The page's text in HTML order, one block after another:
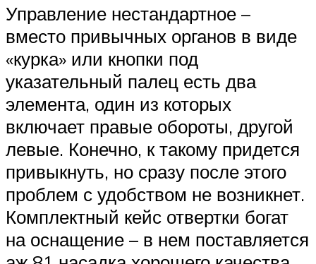
Управление нестандартное –
вместо привычных органов в виде
«курка» или кнопки под
указательный палец есть два
элемента, один из которых
включает правые обороты, другой
левые. Конечно, к такому придется
привыкнуть, но сразу после этого
проблем с удобством не возникнет.
Комплектный кейс отвертки богат
на оснащение – в нем поставляется